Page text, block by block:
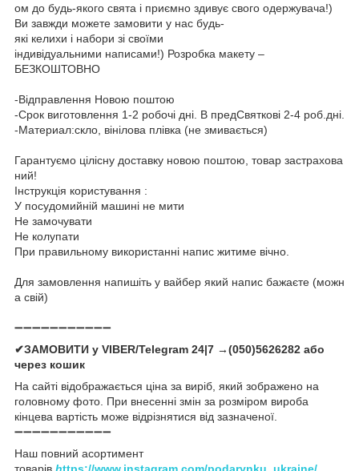
ом до будь-якого свята і приємно здивує свого одержувача!)
Ви завжди можете замовити у нас будь-
які келихи і набори зі своїми
індивідуальними написами!) Розробка макету –
БЕЗКОШТОВНО
-Відправлення Новою поштою
-Срок виготовлення 1-2 робочі дні. В предСвяткові 2-4 роб.дні.
-Материал:скло, вінілова плівка (не змивається)
Гарантуємо цілісну доставку новою поштою, товар застрахова
ний!
Інструкція користування :
У посудомийній машині не мити
Не замочувати
Не колупати
При правильному використанні напис житиме вічно.
Для замовлення напишіть у вайбер який напис бажаєте (можн
а свій)
➖➖➖➖➖➖➖➖➖➖➖
✔ЗАМОВИТИ у VIBER/Telegram 24|7 →(050)5626282 або
через кошик
На сайті відображається ціна за виріб, який зображено на
головному фото. При внесенні змін за розміром вироба
кінцева вартість може відрізнятися від зазначеної.
➖➖➖➖➖➖➖➖➖➖➖
Наш повний асортимент
товарів https://www.instagram.com/podarynku_ukraine/